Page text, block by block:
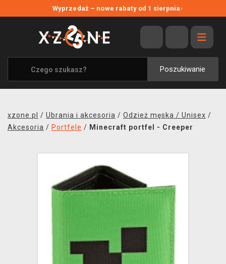
Wyprzedaż – nowe rabaty od 1 sierpnia›
Poszukiwanie
WYPRZEDAŻ
WSZYSTKIE MARKI
XZONE ORIGINALS
UBRANIA I AKCESORIA
SOUNDTRACKI
TRANSPORT
XZONE KLUB
xzone.pl / Ubrania i akcesoria / Odzież męska / Unisex /
Akcesoria / Portfele / Minecraft portfel - Creeper